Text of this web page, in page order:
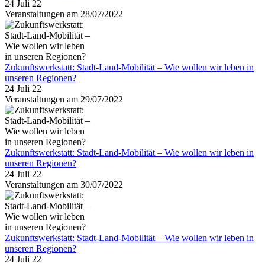
24 Juli 22
Veranstaltungen am 28/07/2022
Zukunftswerkstatt: Stadt-Land-Mobilität – Wie wollen wir leben in
unseren Regionen?
24 Juli 22
Veranstaltungen am 29/07/2022
Zukunftswerkstatt: Stadt-Land-Mobilität – Wie wollen wir leben in
unseren Regionen?
24 Juli 22
Veranstaltungen am 30/07/2022
Zukunftswerkstatt: Stadt-Land-Mobilität – Wie wollen wir leben in
unseren Regionen?
24 Juli 22